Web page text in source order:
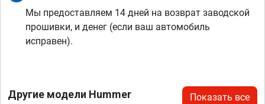
Мы предоставляем 14 дней на возврат заводской
прошивки, и денег (если ваш автомобиль
исправен).
Другие модели Hummer Показать все